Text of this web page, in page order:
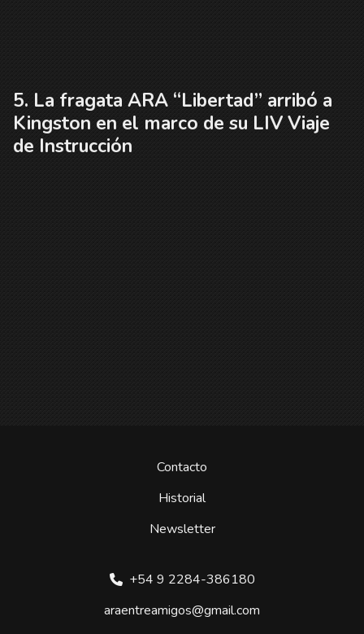
La fragata ARA “Libertad” arribó a
Kingston en el marco de su LIV Viaje
de Instrucción
Contacto
Historial
Newsletter
+54 9 2284-386180
araentreamigos@gmail.com